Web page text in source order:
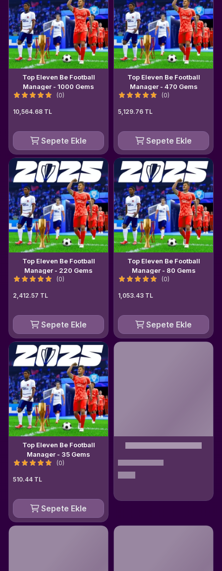
Top Eleven Be Football
Manager - 1000 Gems
(0)
10,564.68 TL
Sepete Ekle
Top Eleven Be Football
Manager - 470 Gems
(0)
5,129.76 TL
Sepete Ekle
Top Eleven Be Football
Manager - 220 Gems
(0)
2,412.57 TL
Sepete Ekle
Top Eleven Be Football
Manager - 80 Gems
(0)
1,053.43 TL
Sepete Ekle
Top Eleven Be Football
Manager - 35 Gems
(0)
510.44 TL
Sepete Ekle